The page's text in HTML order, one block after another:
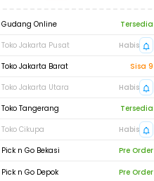
Gudang Online
Tersedia
Toko Jakarta Pusat
Habis
Toko Jakarta Barat
Sisa 9
Toko Jakarta Utara
Habis
Toko Tangerang
Tersedia
Toko Cikupa
Habis
Pick n Go Bekasi
Pre Order
Pick n Go Depok
Pre Order